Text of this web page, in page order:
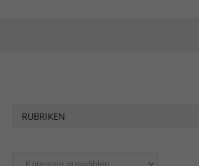
RUBRIKEN
Rubriken